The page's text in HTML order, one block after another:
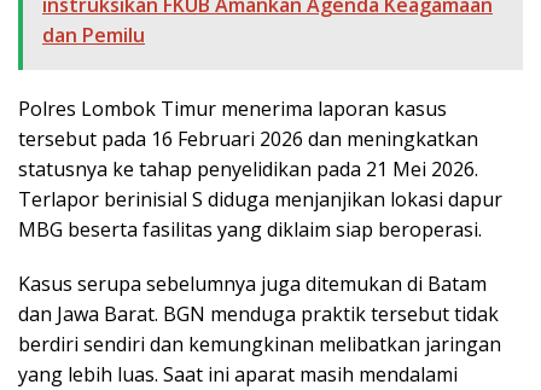
dan Pemilu
Polres Lombok Timur menerima laporan kasus
tersebut pada 16 Februari 2026 dan meningkatkan
statusnya ke tahap penyelidikan pada 21 Mei 2026.
Terlapor berinisial S diduga menjanjikan lokasi dapur
MBG beserta fasilitas yang diklaim siap beroperasi.
Kasus serupa sebelumnya juga ditemukan di Batam
dan Jawa Barat. BGN menduga praktik tersebut tidak
berdiri sendiri dan kemungkinan melibatkan jaringan
yang lebih luas. Saat ini aparat masih mendalami